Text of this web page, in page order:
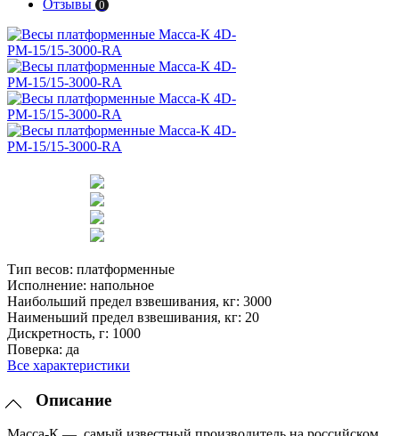
Отзывы 0
Тип весов: платформенные
Исполнение: напольное
Наибольший предел взвешивания, кг: 3000
Наименьший предел взвешивания, кг: 20
Дискретность, г: 1000
Поверка: да
Все характеристики
Описание